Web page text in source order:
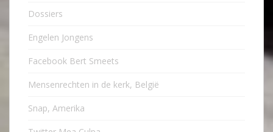
Dossiers
Engelen Jongens
Facebook Bert Smeets
Mensenrechten in de kerk, België
Snap, Amerika